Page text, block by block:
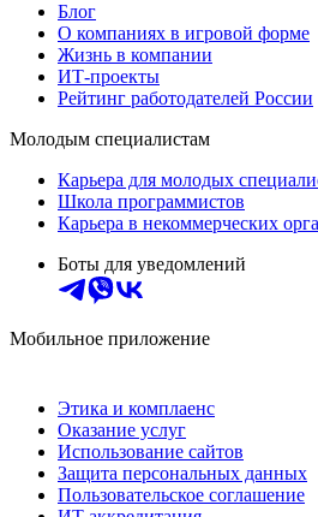
Блог
О компаниях в игровой форме
Жизнь в компании
ИТ-проекты
Рейтинг работодателей России
Молодым специалистам
Карьера для молодых
Школа программистов
Карьера в некоммерческих
Боты для уведомлений
Мобильное приложение
Этика и комплаенс
Оказание услуг
Использование сайтов
Защита персональных данных
Пользовательское соглашение